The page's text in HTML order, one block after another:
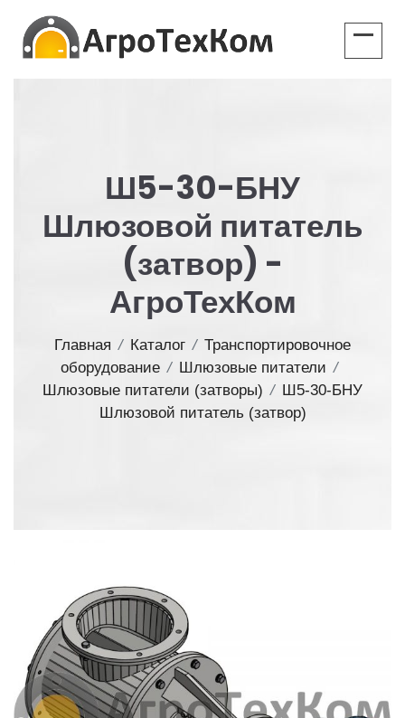
Ш5-30-БНУ
Шлюзовой питатель
(затвор) -
АгроТехКом
Главная / Каталог / Транспортировочное
оборудование / Шлюзовые питатели /
Шлюзовые питатели (затворы) / Ш5-30-БНУ
Шлюзовой питатель (затвор)